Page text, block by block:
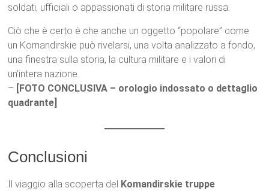
soldati, ufficiali o appassionati di storia militare russa.
Ciò che è certo è che anche un oggetto “popolare” come
un Komandirskie può rivelarsi, una volta analizzato a fondo,
una finestra sulla storia, la cultura militare e i valori di
un’intera nazione.
–
[FOTO CONCLUSIVA – orologio indossato o dettaglio
quadrante]
Conclusioni
Il viaggio alla scoperta del Komandirskie truppe